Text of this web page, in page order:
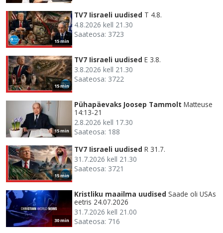
15 min
TV7 Iisraeli uudised T 4.8.
4.8.2026 kell 21.30
Saateosa: 3723
15 min
TV7 Iisraeli uudised E 3.8.
3.8.2026 kell 21.30
Saateosa: 3722
15 min
Pühapäevaks Joosep Tammolt Matteuse
14:13-21
2.8.2026 kell 17.30
Saateosa: 188
15 min
TV7 Iisraeli uudised R 31.7.
31.7.2026 kell 21.30
Saateosa: 3721
30 min
Kristliku maailma uudised Saade oli USAs
eetris 24.07.2026
31.7.2026 kell 21.00
Saateosa: 716